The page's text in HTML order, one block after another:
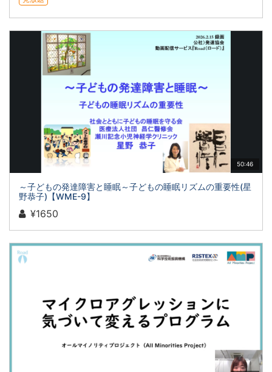
50:46
～子どもの発達障害と睡眠～子どもの睡眠リズムの重要性(星
野恭子)【WME-9】
¥1650